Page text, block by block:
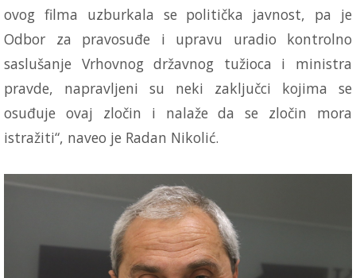
ovog filma uzburkala se politička javnost, pa je
Odbor za pravosuđe i upravu uradio kontrolno
saslušanje Vrhovnog državnog tužioca i ministra
pravde, napravljeni su neki zaključci kojima se
osuđuje ovaj zločin i nalaže da se zločin mora
istražiti“, naveo je Radan Nikolić.